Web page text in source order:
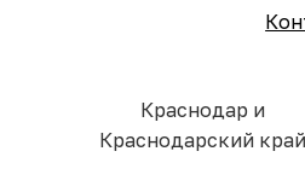
Краснодар и
Краснодарский край